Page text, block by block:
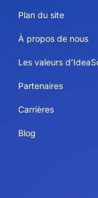
Plan du site
À propos de nous
Les valeurs
Partenaires
Carrières
Blog